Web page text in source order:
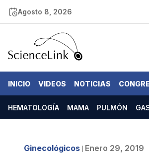
Agosto 8, 2026
INICIO VIDEOS NOTICIAS
HEMATOLOGÍA MAMA PULMÓN
Ginecológicos ❘ Enero 29, 2019